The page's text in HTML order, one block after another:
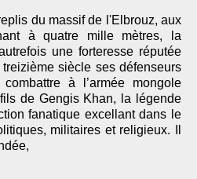
du massif de l'Elbrouz, aux
à quatre mille mètres, la
une forteresse réputée
siècle ses défenseurs
à l’armée mongole
de Gengis Khan, la légende
fanatique excellant dans le
militaires et religieux. Il
fondée,